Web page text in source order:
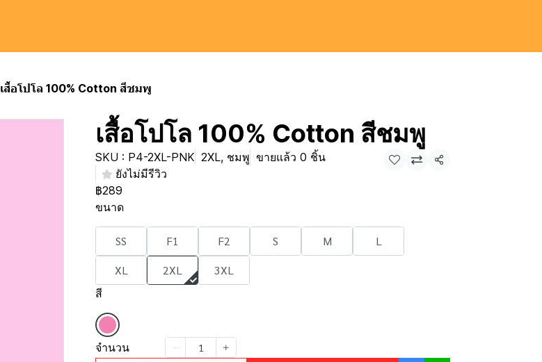
เสื้อโปโล 100% Cotton สีชมพู
เสื้อโปโล 100% Cotton สีชมพู
SKU : P4-2XL-PNK 2XL, ชมพู ขายแล้ว 0 ชิ้น
ยังไม่มีรีวิว
แชร์
฿289
ขนาด
SS F1 F2 S M
L
XL
2XL 3XL
สี
จำนวน